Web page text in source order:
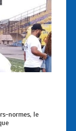
normes, le